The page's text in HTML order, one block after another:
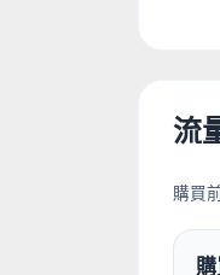
流
購買